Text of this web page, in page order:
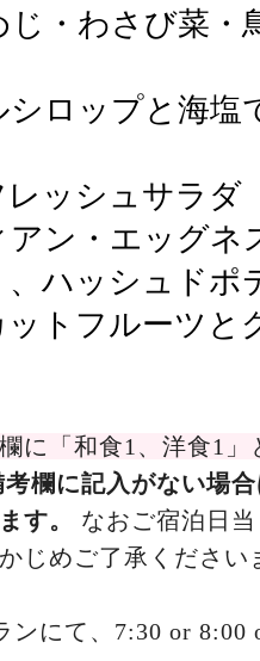
じ・わさび菜・
シロップと海塩
レッシュサラダ
アン・エッグネ
、ハッシュドポ
ットフルーツと
に「和食1、洋食1
考欄に記入がない場
す。
なおご宿泊日
じめご了承ください
ンにて、7:30 or 8:00